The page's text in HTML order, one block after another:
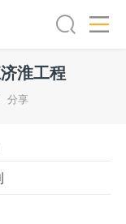
混凝土搅拌设备
淮工程
分享